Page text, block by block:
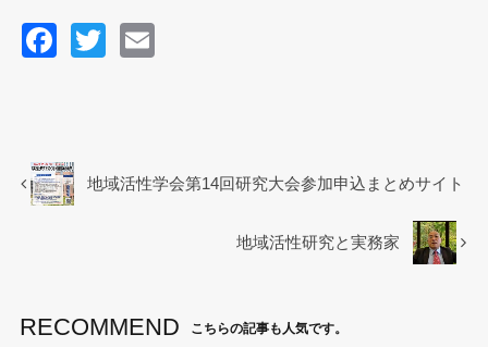
F
b
o
T
地域活性学会第14回研究大会参加申込まとめサイト
地域活性研究と実務家
RECOMMEND こちらの記事も人気です。